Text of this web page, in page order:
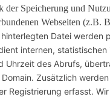
Speicherung und
Webseiten (z.B.
Datei werden
internen,
des Abrufs,
Zusätzlich
Registrierung erfasst.